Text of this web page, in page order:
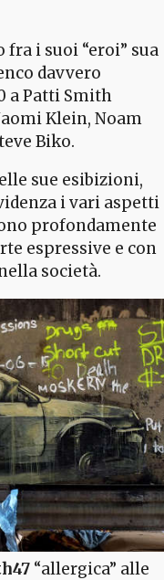
i suoi “eroi” sua
davvero
a Patti Smith
Klein, Noam
Biko.
sue esibizioni,
i vari aspetti
profondamente
espressive e con
società.
“allergica” alle